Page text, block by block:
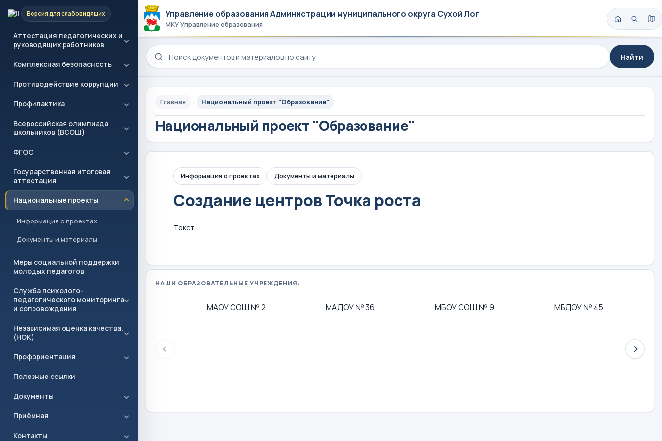
Версия для слабовидящих
Проекты РДДМ
Аттестация педагогических и
руководящих работников
Комплексная безопасность
Противодействие коррупции
Профилактика
Всероссийская олимпиада
школьников (ВСОШ)
ФГОС
Государственная итоговая
аттестация
Национальные проекты
Информация о проектах
Документы и материалы
Меры социальной поддержки
молодых педагогов
Служба психолого-
педагогического мониторинга
и сопровождения
Независимая оценка качества.
(НОК)
Профориентация
Полезные ссылки
Документы
Приёмная
Контакты
Управление образования Администрации муниципального округа Сухой Лог
МКУ Управление образования
Поиск по сайту
Найти
Главная Национальный проект "Образование"
Национальный проект "Образование"
Информация о проектах Документы и материалы
Создание центров Точка роста
Текст....
НАШИ ОБРАЗОВАТЕЛЬНЫЕ УЧРЕЖДЕНИЯ:
МАОУ СОШ № 2 МАДОУ № 36 МБОУ ООШ № 9 МБДОУ № 45